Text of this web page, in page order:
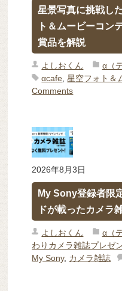
星景写真に挑戦し
ト＆ムービーコン
賞品を解説
よしおくん
α（
αcafe ,星空フォト＆
Comments
2026年8月3日
My Sony登録者限
ドが載ったカメラ
よしおくん α（
わりカメラ雑誌プレゼ
My Sony, カメラ雑誌